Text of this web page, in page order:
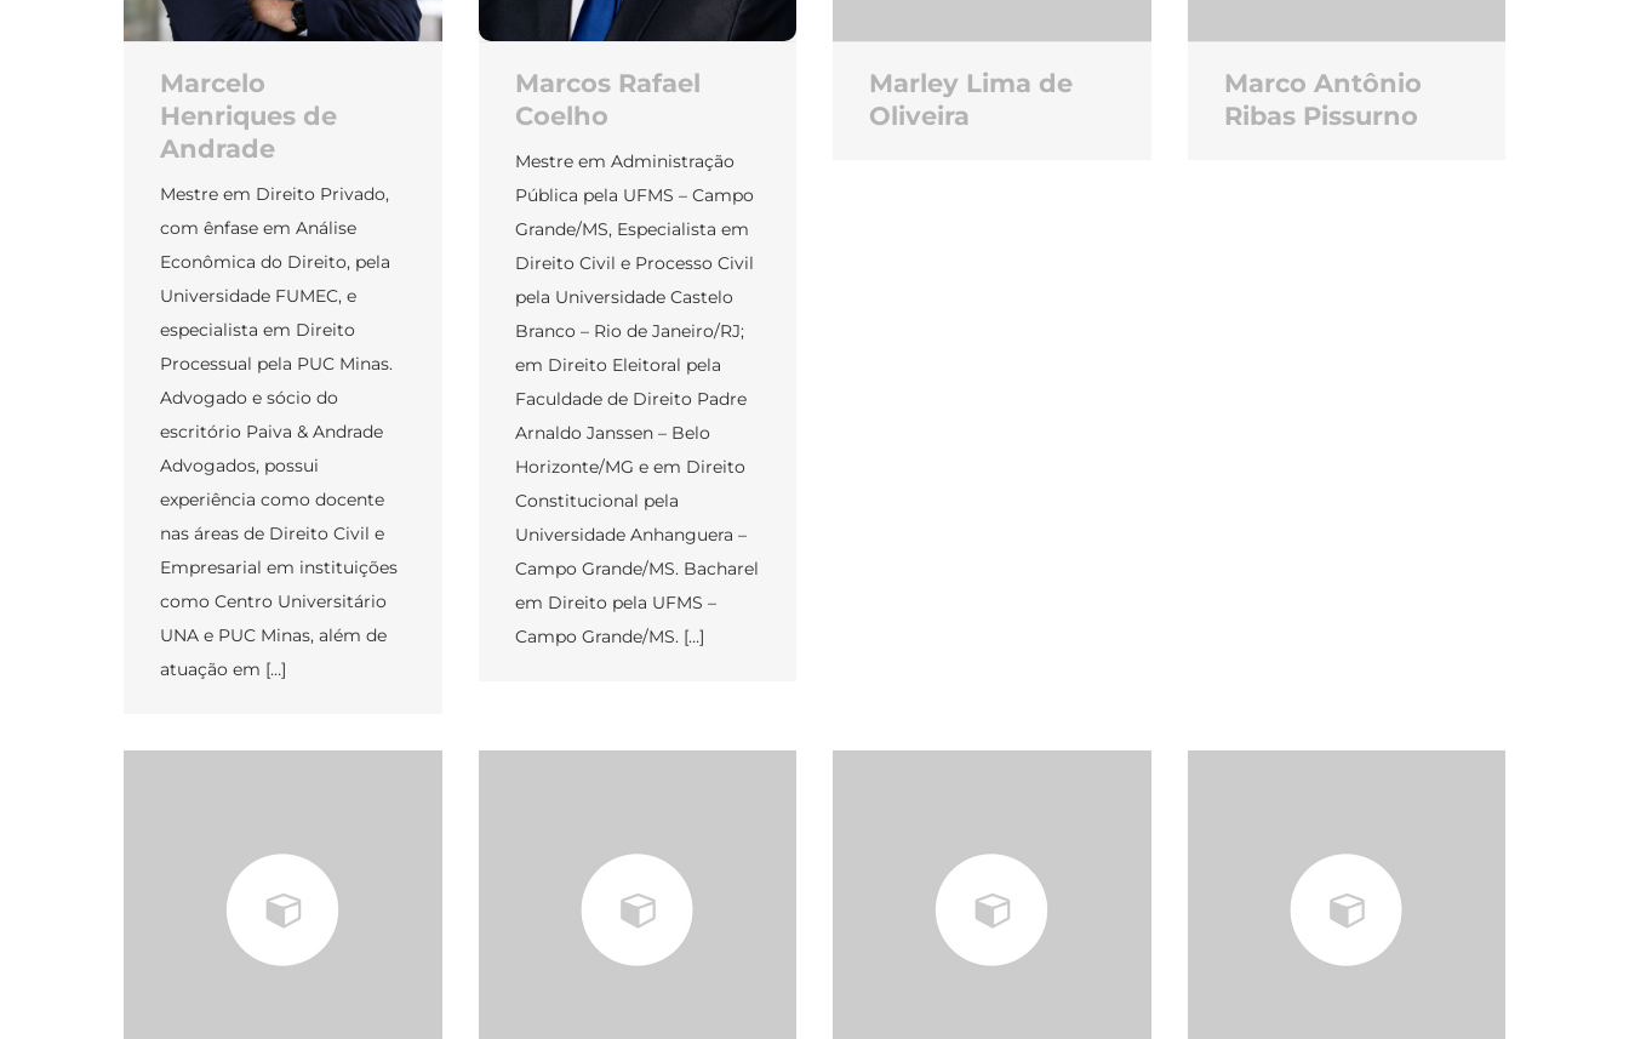
Marcelo
Henriques de
Andrade
Mestre em Direito Privado,
com ênfase em Análise
Econômica do Direito, pela
Universidade FUMEC, e
especialista em Direito
Processual pela PUC Minas.
Advogado e sócio do
escritório Paiva & Andrade
Advogados, possui
experiência como docente
nas áreas de Direito Civil e
Empresarial em instituições
como Centro Universitário
UNA e PUC Minas, além de
atuação em […]
Marcos Rafael
Coelho
Mestre em Administração
Pública pela UFMS – Campo
Grande/MS, Especialista em
Direito Civil e Processo Civil
pela Universidade Castelo
Branco – Rio de Janeiro/RJ;
em Direito Eleitoral pela
Faculdade de Direito Padre
Arnaldo Janssen – Belo
Horizonte/MG e em Direito
Constitucional pela
Universidade Anhanguera –
Campo Grande/MS. Bacharel
em Direito pela UFMS –
Campo Grande/MS. […]
Marley Lima de
Oliveira
Marco Antônio
Ribas Pissurno